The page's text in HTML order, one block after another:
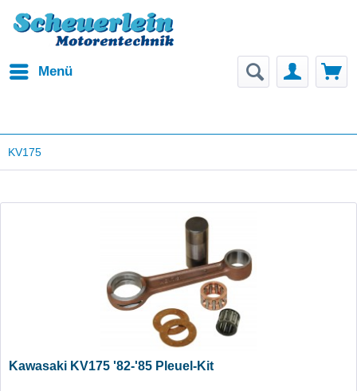
Menü
KV175
Kawasaki KV175 '82-'85 Pleuel-Kit